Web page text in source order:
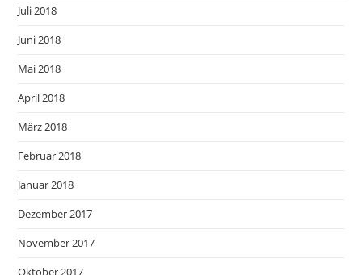
Juli 2018
Juni 2018
Mai 2018
April 2018
März 2018
Februar 2018
Januar 2018
Dezember 2017
November 2017
Oktober 2017